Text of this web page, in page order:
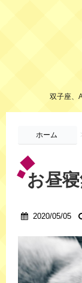
双子座、
ホーム
お昼
2020/05/05